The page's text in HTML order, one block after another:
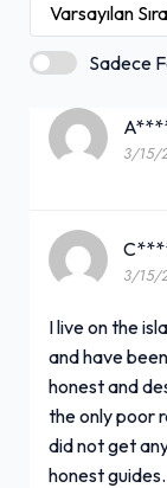
Sadece
3/15/
3/15/
I live on the
and have
honest and
the only poor
did not get
honest